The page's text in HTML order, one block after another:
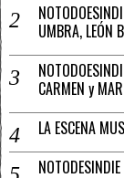
UMBRA, LEÓN
CARMEN y
LA ESCENA